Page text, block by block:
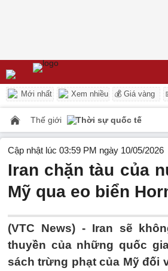
Mới nhất Xem nhiều 💰 Giá vàng
Thế giới Thời sự quốc tế
Cập nhật lúc 03:59 PM ngày 10/05/2026
Iran chặn tàu của
Mỹ qua eo biển
(VTC News) - Iran sẽ
thuyền của những quốc
sách trừng phạt của Mỹ đối